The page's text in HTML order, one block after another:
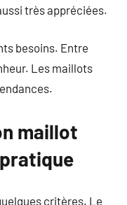
très appréciées.
besoins. Entre
Les maillots
maillot
critères. Le